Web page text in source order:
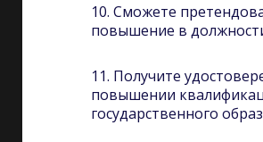
10. Сможете
повышение в
11. Получите
повышении
государственного